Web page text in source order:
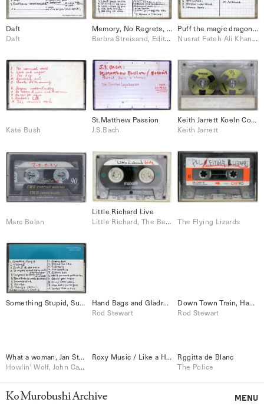
Daft
Daft
Memory, No Regrets, etc.
Barbra Streisand, Edith Piaf
Puff the magic dragon, The Cruel War, Avenue, etc.
Nusrat Fateh Ali Khan, Peter, Paul& Mary
Kate Bush
St.Matthew Passion
J.S.Bach
Keith Jarrett Koeln Concers
Keith Jarrett
Marc Bolan
Little Richard Live
Little Richard, The Beatles
The Flying Lizards
Something Stupid, Surrender
Hand Bags and Gladrags, Maggie May, etc.
Rod Stewart
Down Town Train, Have I told you lately, etc.
Rod Stewart
MENU